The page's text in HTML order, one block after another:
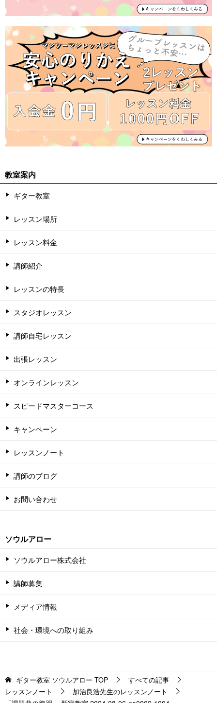
教室案内
ギター教室
レッスン場所
レッスン料金
講師紹介
レッスンの特長
スタジオレッスン
講師自宅レッスン
出張レッスン
オンラインレッスン
スピードマスターコース
キャンペーン
レッスンノート
講師のブログ
お問い合わせ
ソウルアロー
ソウルアロー株式会社
講師募集
メディア情報
社会・環境への取り組み
ギター教室 ソウルアロー TOP
すべての記事
レッスンノート
加治良浩先生のレッスンノート